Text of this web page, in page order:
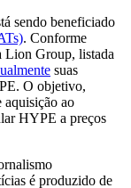
sendo beneficiado
. Conforme
Lion Group, listada
suas
O objetivo,
aquisição ao
HYPE a preços
é produzido de